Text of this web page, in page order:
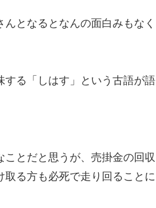
となるとなんの面白みもなく
る「しはす」という古語が語
とだと思うが、売掛金の回収
る方も必死で走り回ることに